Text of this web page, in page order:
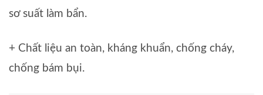
sơ suất làm bẩn.
+ Chất liệu an toàn, kháng khuẩn, chống cháy,
chống bám bụi.